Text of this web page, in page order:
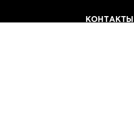
КОНТАКТЫ